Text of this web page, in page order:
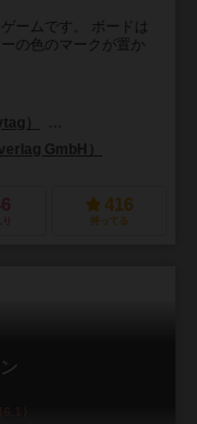
ームです。 ボードは
の色のマークが置か
）
GmbH）
416
持ってる
6.1